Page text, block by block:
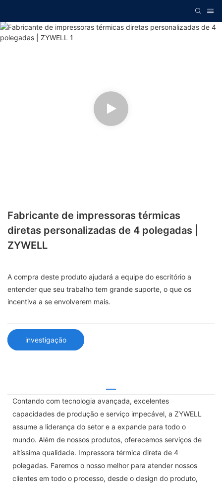
Fabricante de impressoras térmicas
diretas personalizadas de 4 polegadas |
ZYWELL
A compra deste produto ajudará a equipe do escritório a
entender que seu trabalho tem grande suporte, o que os
incentiva a se envolverem mais.
investigação
Contando com tecnologia avançada, excelentes
capacidades de produção e serviço impecável, a ZYWELL
assume a liderança do setor e a expande para todo o
mundo. Além de nossos produtos, oferecemos serviços de
altíssima qualidade. Impressora térmica direta de 4
polegadas. Faremos o nosso melhor para atender nossos
clientes em todo o processo, desde o design do produto,